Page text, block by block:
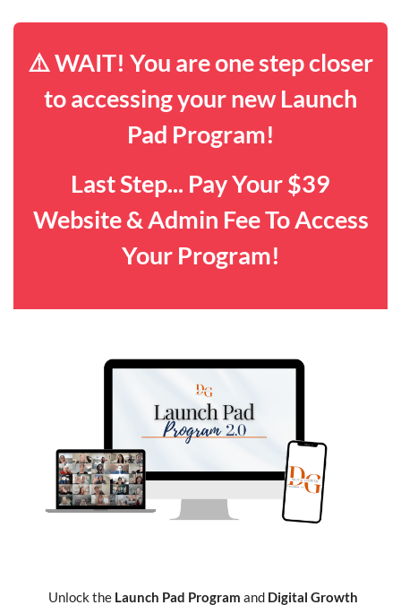
⚠️ WAIT! You are one step closer
to accessing your new Launch
Pad Program!
Last Step... Pay Your $39
Website & Admin Fee To Access
Your Program!
Unlock the Launch Pad Program and Digital Growth